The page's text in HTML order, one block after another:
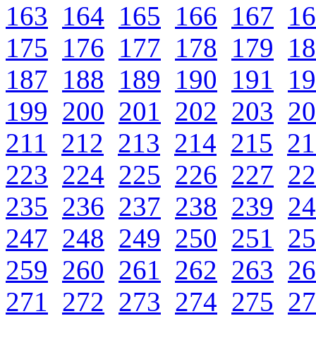
163 164 165 166 167
175 176 177 178 179
187 188 189 190 191
199 200 201 202 203
211 212 213 214 215
223 224 225 226 227
235 236 237 238 239
247 248 249 250 251
259 260 261 262 263
271 272 273 274 275